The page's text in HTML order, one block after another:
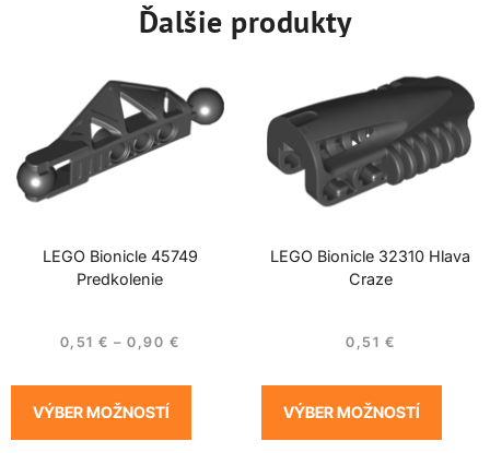
Ďalšie produkty
LEGO Bionicle 45749
Predkolenie
0,51€ – 0,90 €
VÝBER MOŽNOSTÍ
LEGO Bionicle 32310 Hlava
Craze
0,51 €
VÝBER MOŽNOSTÍ